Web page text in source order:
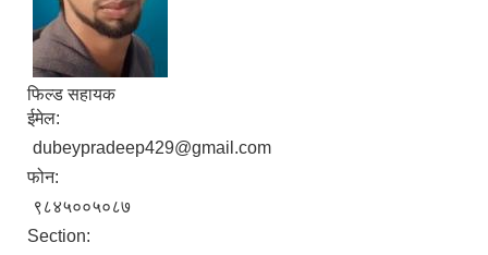
फिल्ड सहायक
ईमेल:
dubeypradeep429@gmail.com
फोन:
९८४५००५०८७
Section: